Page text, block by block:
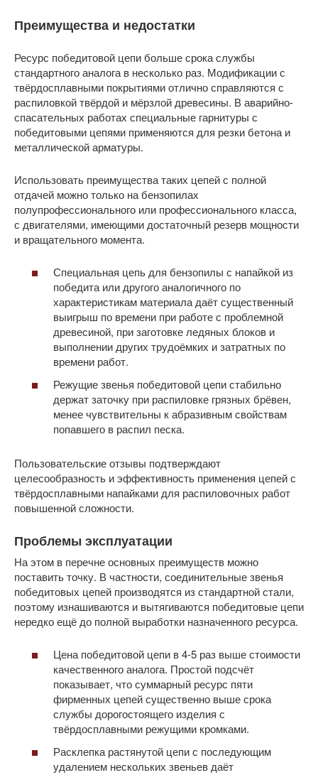
Преимущества и недостатки
Ресурс победитовой цепи больше срока службы
стандартного аналога в несколько раз. Модификации с
твёрдосплавными покрытиями отлично справляются с
распиловкой твёрдой и мёрзлой древесины. В аварийно-
спасательных работах специальные гарнитуры с
победитовыми цепями применяются для резки бетона и
металлической арматуры.
Использовать преимущества таких цепей с полной
отдачей можно только на бензопилах
полупрофессионального или профессионального класса,
с двигателями, имеющими достаточный резерв мощности
и вращательного момента.
Специальная цепь для бензопилы с напайкой из
победита или другого аналогичного по
характеристикам материала даёт существенный
выигрыш по времени при работе с проблемной
древесиной, при заготовке ледяных блоков и
выполнении других трудоёмких и затратных по
времени работ.
Режущие звенья победитовой цепи стабильно
держат заточку при распиловке грязных брёвен,
менее чувствительны к абразивным свойствам
попавшего в распил песка.
Пользовательские отзывы подтверждают
целесообразность и эффективность применения цепей с
твёрдосплавными напайками для распиловочных работ
повышенной сложности.
Проблемы эксплуатации
На этом в перечне основных преимуществ можно
поставить точку. В частности, соединительные звенья
победитовых цепей производятся из стандартной стали,
поэтому изнашиваются и вытягиваются победитовые цепи
нередко ещё до полной выработки назначенного ресурса.
Цена победитовой цепи в 4-5 раз выше стоимости
качественного аналога. Простой подсчёт
показывает, что суммарный ресурс пяти
фирменных цепей существенно выше срока
службы дорогостоящего изделия с
твёрдосплавными режущими кромками.
Расклепка растянутой цепи с последующим
удалением нескольких звеньев даёт